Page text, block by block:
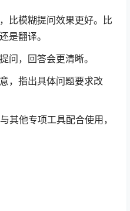
比模糊提问效果更好。比
是翻译。
问，回答会更清晰。
，指出具体问题要求改
其他专项工具配合使用，